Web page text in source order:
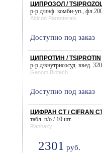
ЦИПРОЗОЛ /
р-р д/инф. комби-уп.,
Ahlcon Parenterals
Доступно под заказ
ЦИПРОТИН / TSIPROTIN
р-р д/внутрисосуд. введ.
Genom Biotech
Доступно под заказ
ЦИФРАН СТ / CIFRAN
табл. п/о / 10 шт.
Ranbaxy
2301 руб.